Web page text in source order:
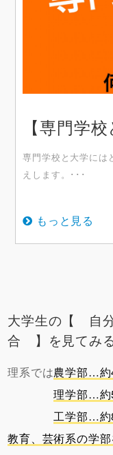
【専門学
専門学校と大学には
えします。･･･
もっと見る
大学生の【 自
合 】を見てみる
理系では農学部…約
理学部…約
工学部…約
教育、芸術系の学